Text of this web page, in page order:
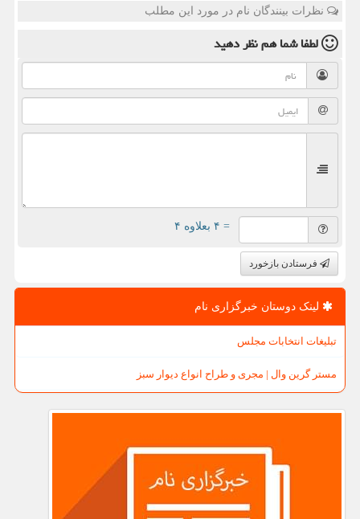
نظرات بینندگان نام در مورد این مطلب
لطفا شما همنظر دهید
= ۴ بعلاوه ۴
فرستادن بازخورد
لینک دوستان خبرگزاری نام
تبلیغات انتخابات مجلس
مستر گرین وال | مجری و طراح انواع دیوار سبز